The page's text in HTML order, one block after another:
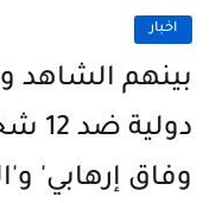
اخبار
بينهم
وفاق إرهابي'